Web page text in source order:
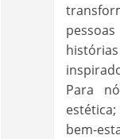
Para
bem-